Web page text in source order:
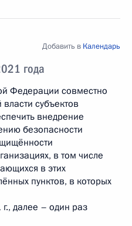
года
Добавить в Календарь
Федерации совместно
субъектов
внедрение
безопасности
в том числе
в этих
пунктов, в которых
далее – один раз